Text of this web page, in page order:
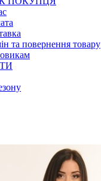
та повернення товару